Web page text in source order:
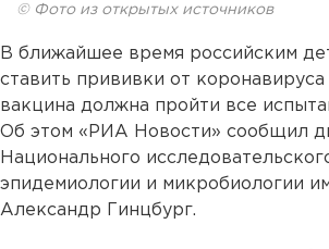
© Фото из открытых источников
В ближайшее время российским
ставить прививки от коронавируса
вакцина должна пройти все
Об этом «РИА Новости» сообщил
Национального
эпидемиологии и микробиологии
Александр Гинцбург.